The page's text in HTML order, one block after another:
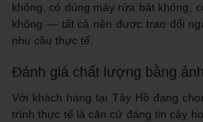
không, có dùng máy rửa bát không,
không — tất cả nên được trao đổi
nhu cầu thực tế.
Đánh giá chất lượng bằng
Với khách hàng tại Tây Hồ đang
trình thực tế là căn cứ đáng tin cậy